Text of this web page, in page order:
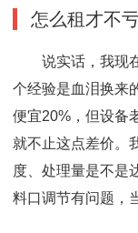
怎么租才不
说实话，我现
个经验是血泪换来
便宜20%，但设备
就不止这点差价。
度、处理量是不是
料口调节有问题，